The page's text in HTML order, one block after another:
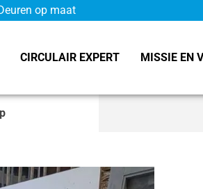
op maat
CIRCULAIR EXPERT MISSIE EN